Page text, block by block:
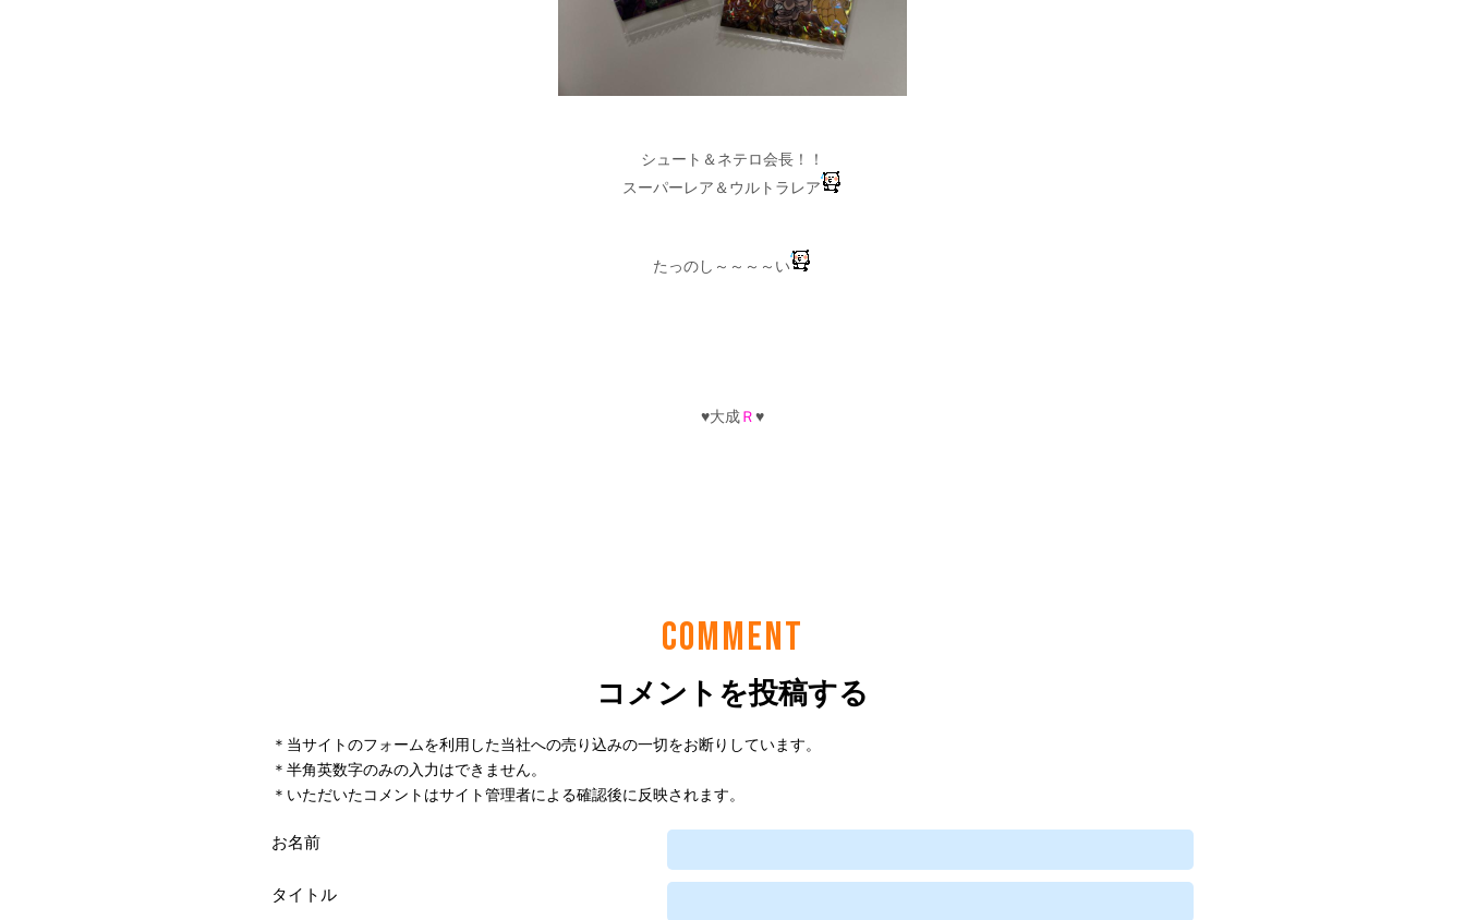
COMMENT
コメントを投稿する
＊当サイトのフォームを利用した当社への売り込みの一切をお断りしています。
＊半角英数字のみの入力はできません。
＊いただいたコメントはサイト管理者による確認後に反映されます。
お名前
タイトル